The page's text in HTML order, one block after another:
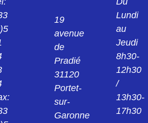
NOIR 2MM 24.0139-21
ROUGE 2MM 24.0139-22
NOIR 4MM 24.0142-21
ROUGE 4MM 24.0142-
19
avenue
de
Pradié
31120
Portet-
sur-
Garonne
Lundi
au
Jeudi
8h30-
12h30
/
13h30-
17h30